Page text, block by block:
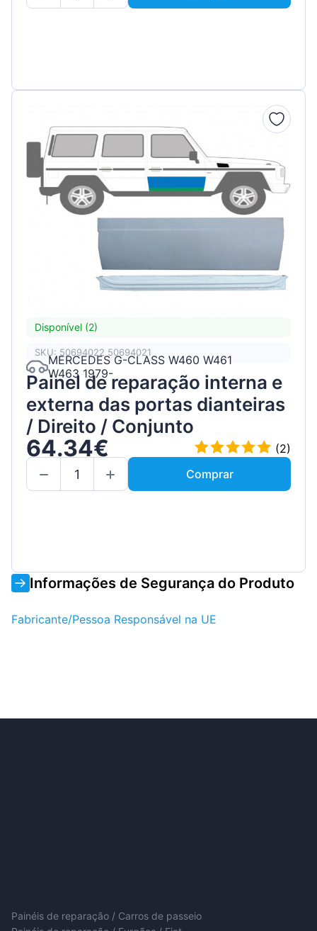
Disponível (2)
SKU: 50694022 50694021
MERCEDES G-CLASS W460 W461
W463 1979-
Painel de reparação interna e
externa das portas dianteiras
/ Direito / Conjunto
64.34€
(2)
Comprar
Informações de Segurança do Produto
Fabricante/Pessoa Responsável na UE
Painéis de reparação / Carros de passeio